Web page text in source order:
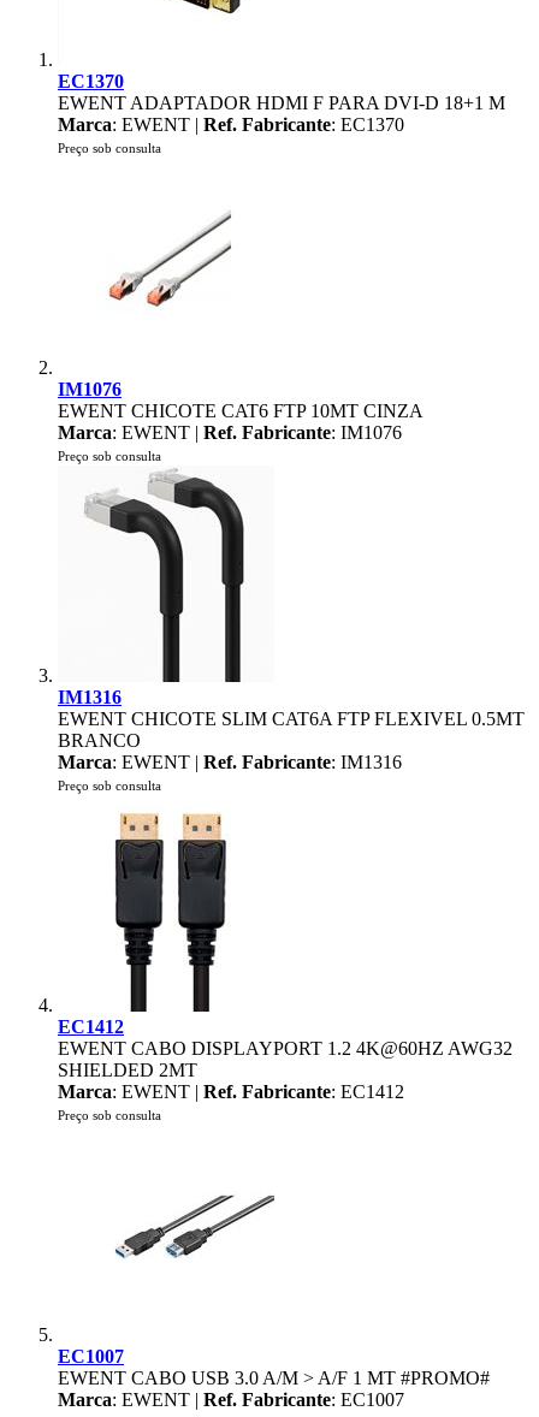
EC1370
EWENT ADAPTADOR HDMI F PARA DVI-D 18+1 M
Marca: EWENT | Ref. Fabricante: EC1370
Preço sob consulta
IM1076
EWENT CHICOTE CAT6 FTP 10MT CINZA
Marca: EWENT | Ref. Fabricante: IM1076
Preço sob consulta
IM1316
EWENT CHICOTE SLIM CAT6A FTP FLEXIVEL 0.5MT
BRANCO
Marca: EWENT | Ref. Fabricante: IM1316
Preço sob consulta
EC1412
EWENT CABO DISPLAYPORT 1.2 4K@60HZ AWG32
SHIELDED 2MT
Marca: EWENT | Ref. Fabricante: EC1412
Preço sob consulta
EC1007
EWENT CABO USB 3.0 A/M > A/F 1 MT #PROMO#
Marca: EWENT | Ref. Fabricante: EC1007